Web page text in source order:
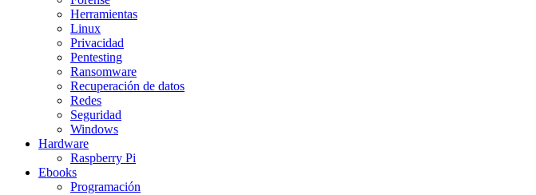
Herramientas
Linux
Privacidad
Pentesting
Ransomware
Recuperación de datos
Redes
Seguridad
Windows
Hardware
Raspberry Pi
Ebooks
Programación